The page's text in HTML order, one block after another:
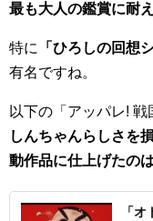
最も大人の鑑賞に耐
特に 「ひろしの回想
有名ですね。
以下の「アッパレ! 戦
しんちゃんらしさを
動作品に仕上げたの
「